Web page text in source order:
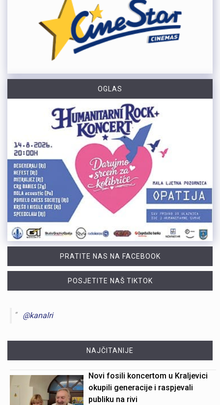
OGLAS
PRATITE NAS NA FACEBOOK
POSJETITE NAŠ TIKTOK
@kanalri
NAJČITANIJE
Novi fosili koncertom u Kraljevici
okupili generacije i raspjevali
publiku na rivi